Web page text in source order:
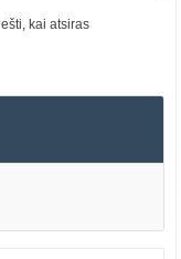
kai atsiras